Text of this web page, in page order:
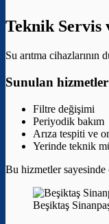
Teknik Servis
Su arıtma cihazlarının
Sunulan
Filtre değişimi
Periyodik bakım
Arıza tespiti ve
Yerinde teknik
Bu hizmetler sayesinde
Beşiktaş